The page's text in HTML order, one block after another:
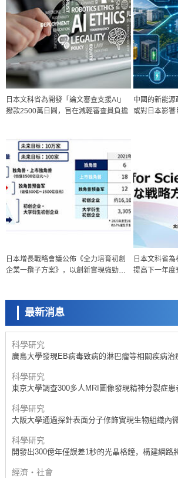
日本文科省為開發「論文審查支援AI」
撥款2500萬日圓，旨在減輕審查員負擔
中國的新能源
或對日本影響
日本增長戰略會議公佈《全力培育初創
企業一攬子方案》，以創新實現強勁經
日本文科省
提高下一年度
最新消息
開發出300億年僅誤差1秒的光晶格鐘，構建網路
基礎設施
政策
日本內閣會議通過《2026年綜合創新戰略》，將
果轉化
科學研究
廣島大學發現EB病毒致病的淋巴瘤等相關疾病治
科學研究
東京大學調查300多人MRI圖像發現精神分裂症
科學研究
大阪大學通過探針表面分子修飾實現生物組織內
科學研究
開發出300億年僅誤差1秒的光晶格鐘，構建網路
經濟・社會